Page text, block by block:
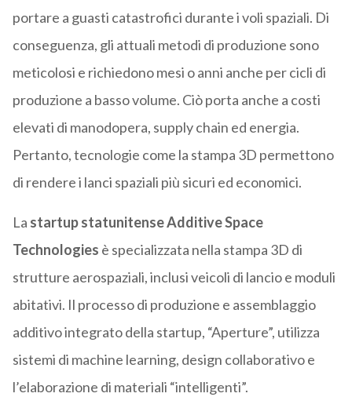
portare a guasti catastrofici durante i voli spaziali. Di
conseguenza, gli attuali metodi di produzione sono
meticolosi e richiedono mesi o anni anche per cicli di
produzione a basso volume. Ciò porta anche a costi
elevati di manodopera, supply chain ed energia.
Pertanto, tecnologie come la stampa 3D permettono
di rendere i lanci spaziali più sicuri ed economici.
La startup statunitense Additive Space
Technologies è specializzata nella stampa 3D di
strutture aerospaziali, inclusi veicoli di lancio e moduli
abitativi. Il processo di produzione e assemblaggio
additivo integrato della startup, “Aperture”, utilizza
sistemi di machine learning, design collaborativo e
l’elaborazione di materiali “intelligenti”.